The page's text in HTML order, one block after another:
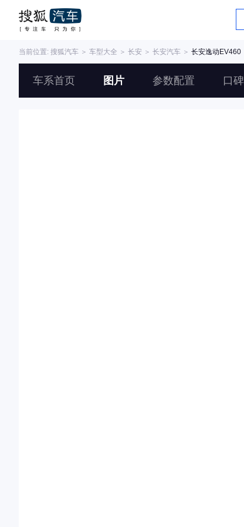
当前位置: 搜狐汽车 ＞ 车型大全 ＞ 长安 ＞ 长安汽车 ＞ 长安逸动EV460
车系首页 图片 参数配置 口碑